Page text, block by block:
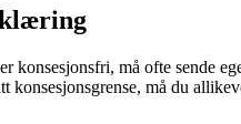
konsesjonsfri, må ofte sende
konsesjonsgrense, må du